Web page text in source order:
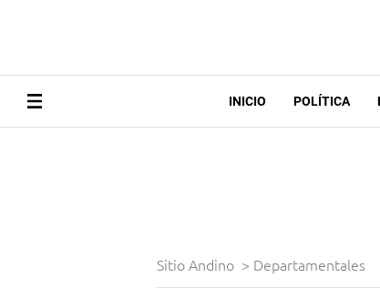
INICIO POLÍTICA
Sitio Andino > Departamentales